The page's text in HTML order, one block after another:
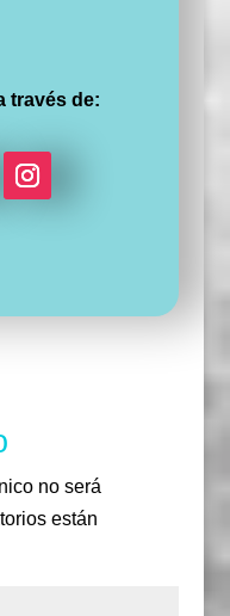
través de:
no será
están